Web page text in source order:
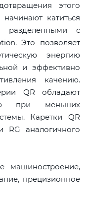
этого
катиться
разделенными с
Это позволяет
энергию
и эффективно
качению.
QR обладают
при меньших
Каретки QR
RG аналогичного
машиностроение,
прецизионное